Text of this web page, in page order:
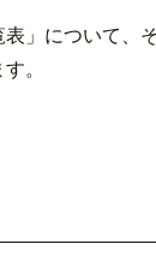
」について、
。